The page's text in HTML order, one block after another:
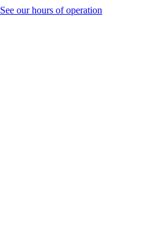
See our hours of operation